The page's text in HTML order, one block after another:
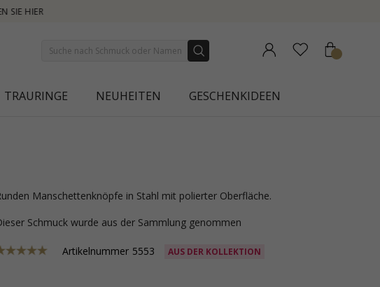
TRAURINGE NEUHEITEN GESCHENKIDEEN
runden Manschettenknöpfe in Stahl mit polierter Oberfläche.
Dieser Schmuck wurde aus der Sammlung genommen
Artikelnummer 5553 AUS DER KOLLEKTION